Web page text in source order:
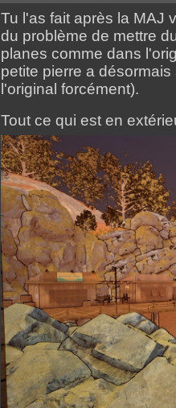
Tu l'as fait après la MAJ
du problème de mettre
planes comme dans
petite pierre a
l'original forcément).
Tout ce qui est en